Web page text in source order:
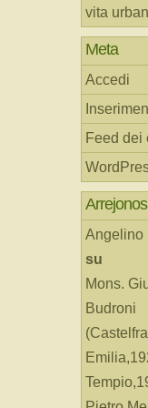
vita
Meta
Accedi
Feed dei
Angelino
su
Mons.
Budroni